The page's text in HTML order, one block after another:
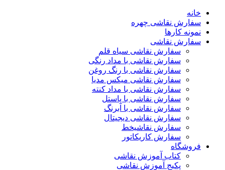
خانه
سفارش نقاشی چهره
نمونه کارها
سفارش نقاشی
سفارش نقاشی سیاه قلم
سفارش نقاشی با مداد رنگی
سفارش نقاشی با رنگ روغن
سفارش نقاشی میکس مدیا
سفارش نقاشی با مداد کنته
سفارش نقاشی با پاستل
سفارش نقاشی با آبرنگ
سفارش نقاشی دیجیتال
سفارش نقاشیخط
سفارش کاریکاتور
فروشگاه
کتاب آموزش نقاشی
پکیج آموزش نقاشی